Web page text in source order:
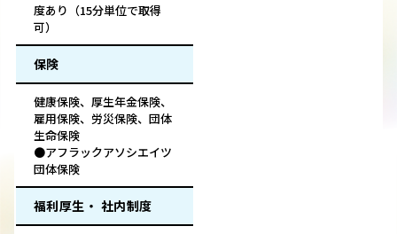
度あり（15分単位で取得
可）
保険
健康保険、厚生年金保険、
雇用保険、労災保険、団体
生命保険
●アフラックアソシエイツ
団体保険
福利厚生・ 社内制度